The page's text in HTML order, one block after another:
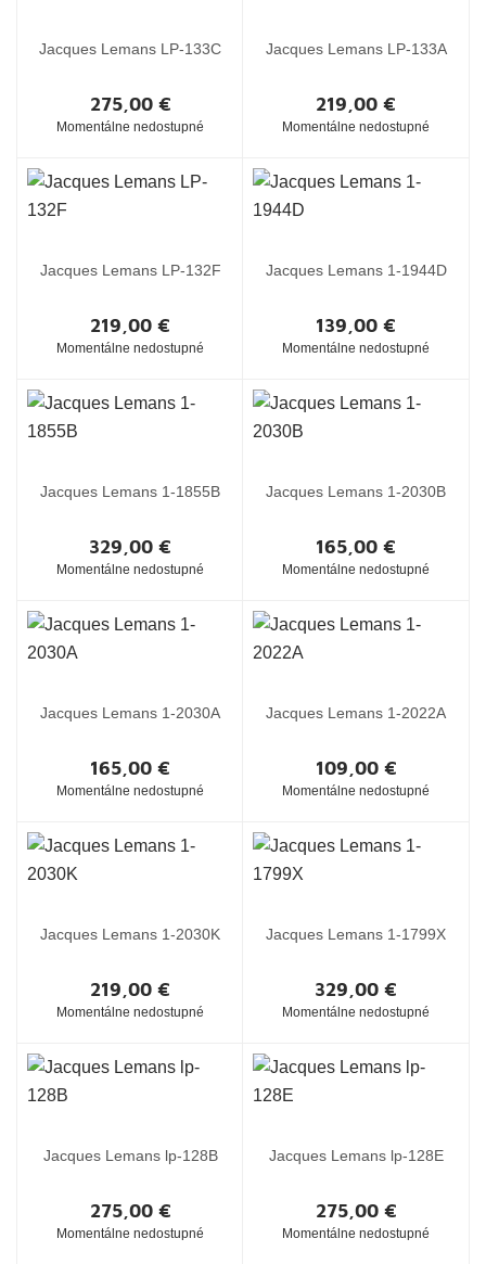
Jacques Lemans LP-133C
275,00 €
Momentálne nedostupné
Jacques Lemans LP-133A
219,00 €
Momentálne nedostupné
Jacques Lemans LP-132F
219,00 €
Momentálne nedostupné
Jacques Lemans 1-1944D
139,00 €
Momentálne nedostupné
Jacques Lemans 1-1855B
329,00 €
Momentálne nedostupné
Jacques Lemans 1-2030B
165,00 €
Momentálne nedostupné
Jacques Lemans 1-2030A
165,00 €
Momentálne nedostupné
Jacques Lemans 1-2022A
109,00 €
Momentálne nedostupné
Jacques Lemans 1-2030K
219,00 €
Momentálne nedostupné
Jacques Lemans 1-1799X
329,00 €
Momentálne nedostupné
Jacques Lemans lp-128B
275,00 €
Momentálne nedostupné
Jacques Lemans lp-128E
275,00 €
Momentálne nedostupné